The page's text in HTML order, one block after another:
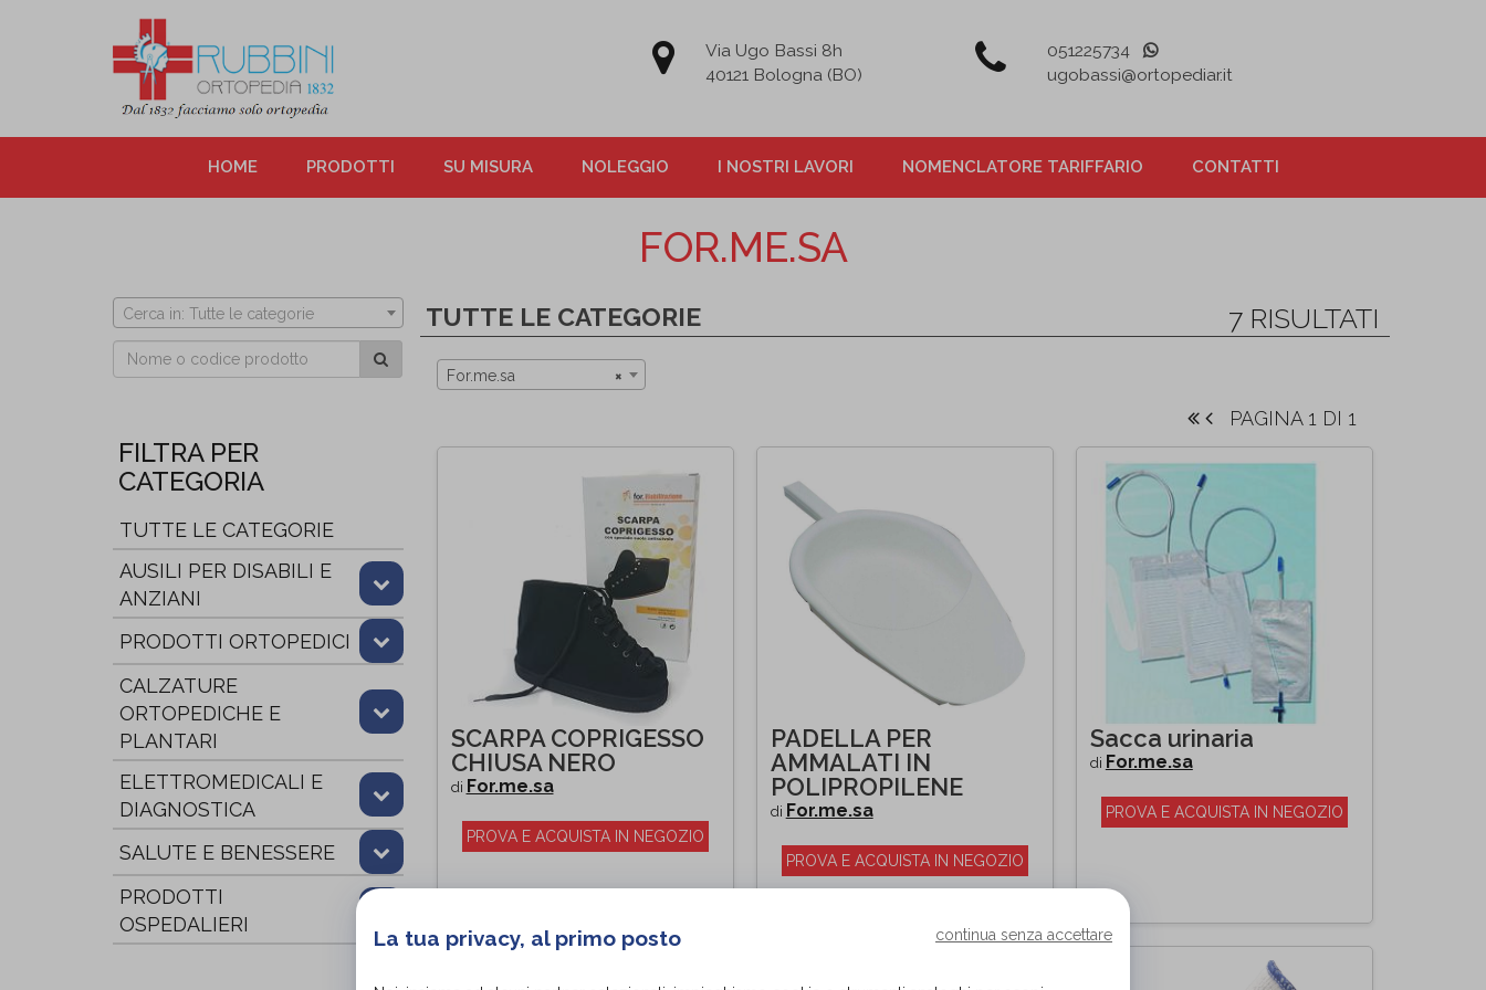
Via Ugo Bassi 8h
40121 Bologna (BO)
051225734
ugobassi@ortopediar.it
HOME PRODOTTI SU MISURA NOLEGGIO I NOSTRI LAVORI NOMENCLATORE TARIFFARIO CONTATTI
FOR.ME.SA
Cerca in: Tutte le categorie
FILTRA PER
CATEGORIA
TUTTE LE CATEGORIE
AUSILI PER DISABILI E
ANZIANI
PRODOTTI ORTOPEDICI
CALZATURE
ORTOPEDICHE E
PLANTARI
ELETTROMEDICALI E
DIAGNOSTICA
SALUTE E BENESSERE
PRODOTTI
OSPEDALIERI
TUTTE LE CATEGORIE 7 RISULTATI
×
For.me.sa
PAGINA 1 DI 1
SCARPA COPRIGESSO
CHIUSA NERO
di For.me.sa
PROVA E ACQUISTA IN NEGOZIO
PADELLA PER
AMMALATI IN
POLIPROPILENE
di For.me.sa
PROVA E ACQUISTA IN NEGOZIO
Sacca urinaria
di For.me.sa
PROVA E ACQUISTA IN NEGOZIO
La tua privacy, al primo posto continua senza accettare